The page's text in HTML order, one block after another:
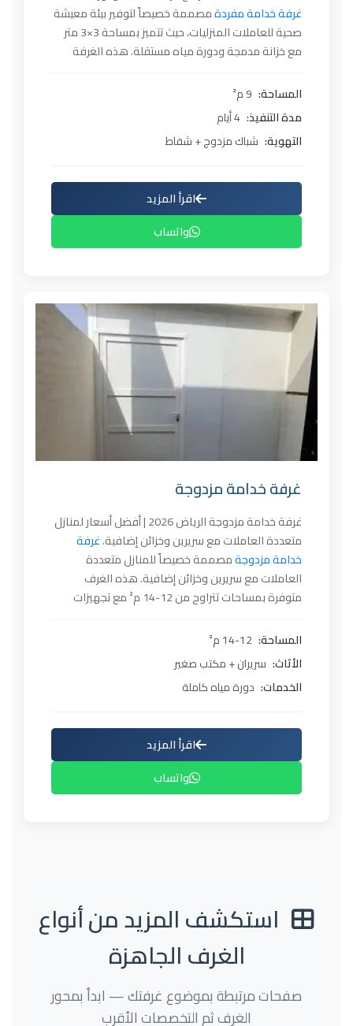
غرفة خدامة مفردةمصممة خصيصاً لتوفير بيئة معيشة
صحية للعاملات المنزليات، حيث تتميز بمساحة 3×3 متر
مع خزانة مدمجة ودورة مياه مستقلة. هذه الغرفة
للماء، مع أنظمة تهوية طبيعية من خلال شباك مزدوج
وإضاءة LED موزعة، مما يجعلها الحل الأمثل للعاملات
المنزليات.
المساحة:
مدة التنفيذ:
التهوية: شباك مزدوج + شفاط
اقرأ المزيد
واتساب
غرفة خدامة مزدوجة
غرفة خدامة مزدوجة الرياض 2026 | أفضل أسعار لمنازل
متعددة العاملات مع سريرين وخزائن إضافية.غرفة
خدامة مزدوجةمصممة خصيصاً للمنازل متعددة
العاملات مع سريرين وخزائن إضافية. هذه الغرف
متوفرة بمساحات تتراوح من 12-14 م² مع تجهيزات
سكن لعاملتين بخصوصية وراحة.
المساحة:
الأثاث: سريران + مكتب صغير
الخدمات: دورة مياه كاملة
اقرأ المزيد
واتساب
استكشف المزيد من أنواع
الغرف الجاهزة
صفحات مرتبطة بموضوع غرفتك — ابدأ بمحور
الغرف ثم التخصصات الأقرب